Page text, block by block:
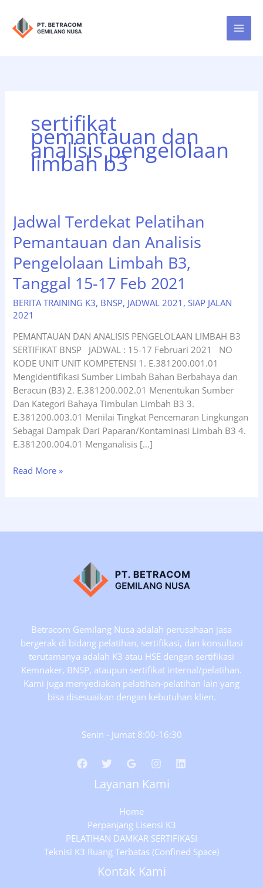
konten
sertifikat
pemantauan dan
analisis pengelolaan
limbah b3
Jadwal Terdekat Pelatihan
Pemantauan dan Analisis
Pengelolaan Limbah B3,
Tanggal 15-17 Feb 2021
BERITA TRAINING K3, BNSP, JADWAL 2021 ,SIAP JALAN
2021
PEMANTAUAN DAN ANALISIS PENGELOLAAN LIMBAH B3
SERTIFIKAT BNSP JADWAL : 15-17 Februari 2021 NO
KODE UNIT UNIT KOMPETENSI 1. E.381200.001.01
Mengidentifikasi Sumber Limbah Bahan Berbahaya dan
Beracun (B3) 2. E.381200.002.01 Menentukan Sumber
Dan Kategori Bahaya Timbulan Limbah B3 3.
E.381200.003.01 Menilai Tingkat Pencemaran Lingkungan
Sebagai Dampak Dari Paparan/Kontaminasi Limbah B3 4.
E.381200.004.01 Menganalisis […]
Jadwal
2021
Read More »
Betracom Gemilang Nusa adalah perusahaan jasa
bergerak di bidang pelatihan, sertifikasi, dan konsultasi
terutamanya adalah K3 atau HSE dengan sertifikasi
Kemnaker, BNSP, ataupun sertifikat internal/pelatihan.
Kami juga menyediakan pelatihan-pelatihan lain yang
bisa disesuaikan dengan kebutuhan klien.
Senin - Jumat 8:00-16:30
Layanan Kami
Home
Perpanjang Lisensi K3
PELATIHAN DAMKAR SERTIFIKASI
Teknisi K3 Ruang Terbatas (Confined Space)
Kontak Kami